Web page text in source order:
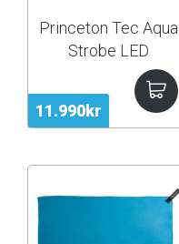
11.990kr
Princeton Tec Aqua
Strobe LED